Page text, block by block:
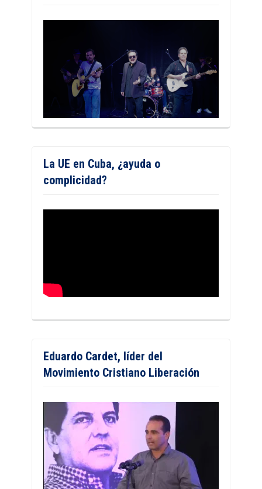
La UE en Cuba, ¿ayuda o
complicidad?
Eduardo Cardet, líder del
Movimiento Cristiano Liberación